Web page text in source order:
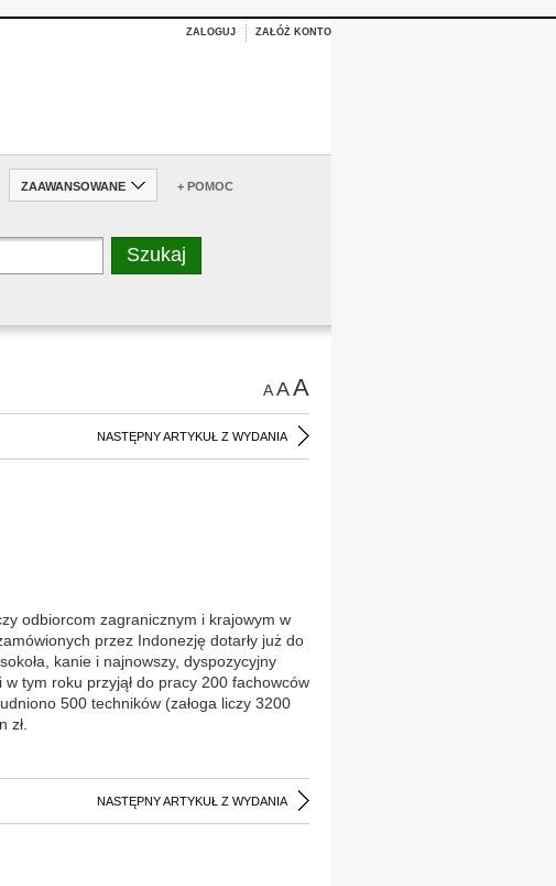
ZALOGUJ ZAŁÓŻ KONTO
ZAAWANSOWANE + POMOC
AAA
NASTĘPNY ARTYKUŁ Z WYDANIA
odbiorcom zagranicznym i krajowym w
przez Indonezję dotarły już do
kanie i najnowszy, dyspozycyjny
tym roku przyjął do pracy 200 fachowców
500 techników (załoga liczy 3200
NASTĘPNY ARTYKUŁ Z WYDANIA